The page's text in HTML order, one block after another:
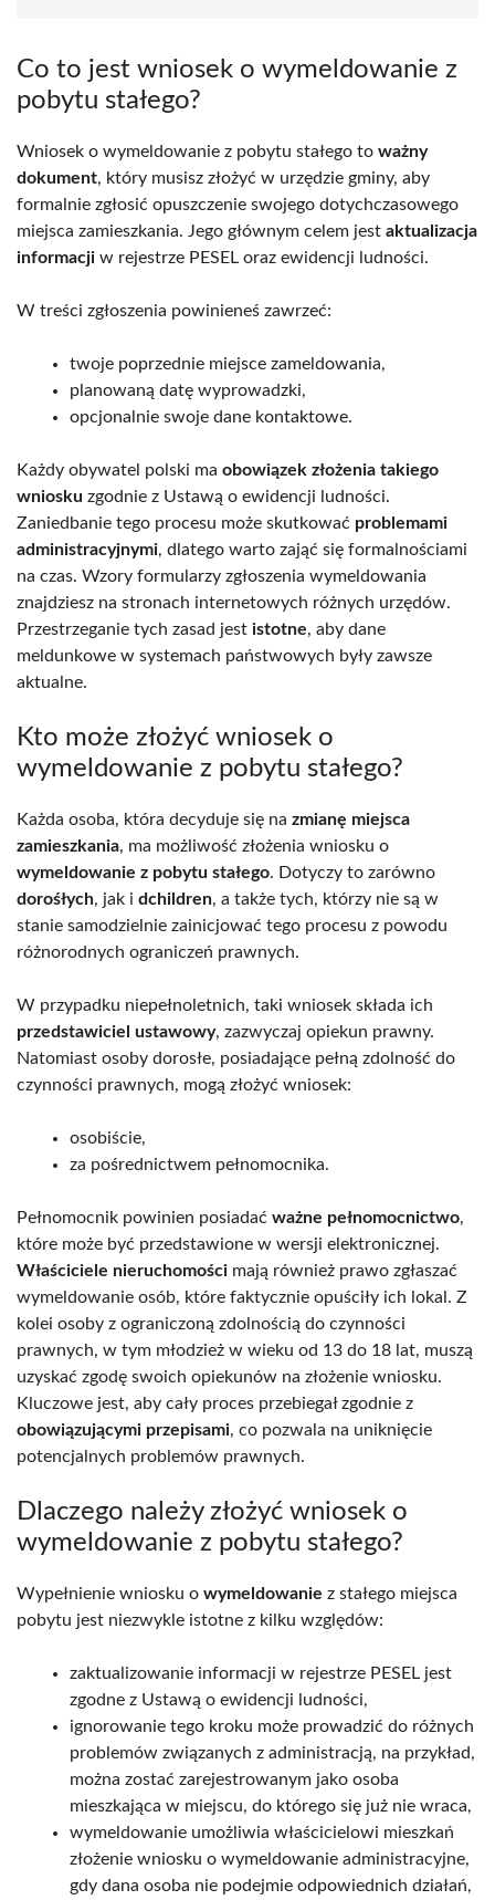
Co to jest wniosek o wymeldowanie z
pobytu stałego?
Wniosek o wymeldowanie z pobytu stałego to ważny
dokument, który musisz złożyć w urzędzie gminy, aby
formalnie zgłosić opuszczenie swojego dotychczasowego
miejsca zamieszkania. Jego głównym celem jest aktualizacja
informacji w rejestrze PESEL oraz ewidencji ludności.
W treści zgłoszenia powinieneś zawrzeć:
twoje poprzednie miejsce zameldowania,
planowaną datę wyprowadzki,
opcjonalnie swoje dane kontaktowe.
Każdy obywatel polski ma obowiązek złożenia takiego
wniosku zgodnie z Ustawą o ewidencji ludności.
Zaniedbanie tego procesu może skutkować problemami
administracyjnymi, dlatego warto zająć się formalnościami
na czas. Wzory formularzy zgłoszenia wymeldowania
znajdziesz na stronach internetowych różnych urzędów.
Przestrzeganie tych zasad jest istotne, aby dane
meldunkowe w systemach państwowych były zawsze
aktualne.
Kto może złożyć wniosek o
wymeldowanie z pobytu stałego?
Każda osoba, która decyduje się na zmianę miejsca
zamieszkania, ma możliwość złożenia wniosku o
wymeldowanie z pobytu stałego. Dotyczy to zarówno
dorośłych, jak i dchildren, a także tych, którzy nie są w
stanie samodzielnie zainicjować tego procesu z powodu
różnorodnych ograniczeń prawnych.
W przypadku niepełnoletnich, taki wniosek składa ich
przedstawiciel ustawowy, zazwyczaj opiekun prawny.
Natomiast osoby dorosłe, posiadające pełną zdolność do
czynności prawnych, mogą złożyć wniosek:
osobiście,
za pośrednictwem pełnomocnika.
Pełnomocnik powinien posiadać ważne pełnomocnictwo,
które może być przedstawione w wersji elektronicznej.
Właściciele nieruchomości mają również prawo zgłaszać
wymeldowanie osób, które faktycznie opuściły ich lokal. Z
kolei osoby z ograniczoną zdolnością do czynności
prawnych, w tym młodzież w wieku od 13 do 18 lat, muszą
uzyskać zgodę swoich opiekunów na złożenie wniosku.
Kluczowe jest, aby cały proces przebiegał zgodnie z
obowiązującymi przepisami, co pozwala na uniknięcie
potencjalnych problemów prawnych.
Dlaczego należy złożyć wniosek o
wymeldowanie z pobytu stałego?
Wypełnienie wniosku o wymeldowanie z stałego miejsca
pobytu jest niezwykle istotne z kilku względów:
zaktualizowanie informacji w rejestrze PESEL jest
zgodne z Ustawą o ewidencji ludności,
ignorowanie tego kroku może prowadzić do różnych
problemów związanych z administracją, na przykład,
można zostać zarejestrowanym jako osoba
mieszkająca w miejscu, do którego się już nie wraca,
wymeldowanie umożliwia właścicielowi mieszkań
złożenie wniosku o wymeldowanie administracyjne,
gdy dana osoba nie podejmie odpowiednich działań,